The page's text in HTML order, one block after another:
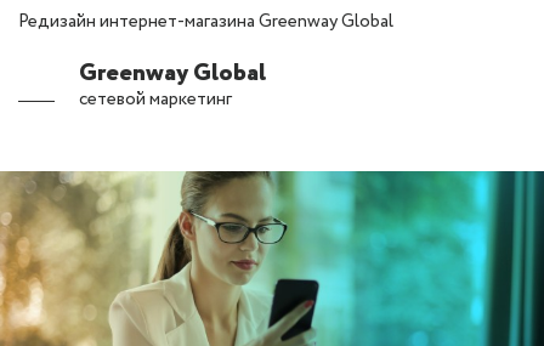
Редизайн интернет-магазина Greenway Global
Greenway Global
сетевой маркетинг